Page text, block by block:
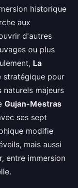
historique
aux
d'autres
ou plus
La
stratégique pour
majeurs
Gujan-Mestras
ses sept
modifie
mais aussi
entre immersion